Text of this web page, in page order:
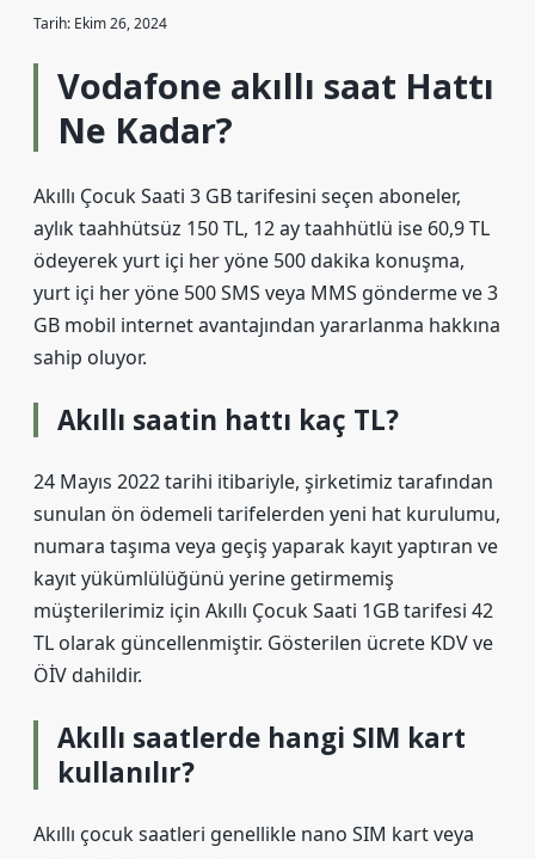
Tarih: Ekim 26, 2024
Vodafone akıllı saat Hattı
Ne Kadar?
Akıllı Çocuk Saati 3 GB tarifesini seçen aboneler,
aylık taahhütsüz 150 TL, 12 ay taahhütlü ise 60,9 TL
ödeyerek yurt içi her yöne 500 dakika konuşma,
yurt içi her yöne 500 SMS veya MMS gönderme ve 3
GB mobil internet avantajından yararlanma hakkına
sahip oluyor.
Akıllı saatin hattı kaç TL?
24 Mayıs 2022 tarihi itibariyle, şirketimiz tarafından
sunulan ön ödemeli tarifelerden yeni hat kurulumu,
numara taşıma veya geçiş yaparak kayıt yaptıran ve
kayıt yükümlülüğünü yerine getirmemiş
müşterilerimiz için Akıllı Çocuk Saati 1GB tarifesi 42
TL olarak güncellenmiştir. Gösterilen ücrete KDV ve
ÖİV dahildir.
Akıllı saatlerde hangi SIM kart
kullanılır?
Akıllı çocuk saatleri genellikle nano SIM kart veya